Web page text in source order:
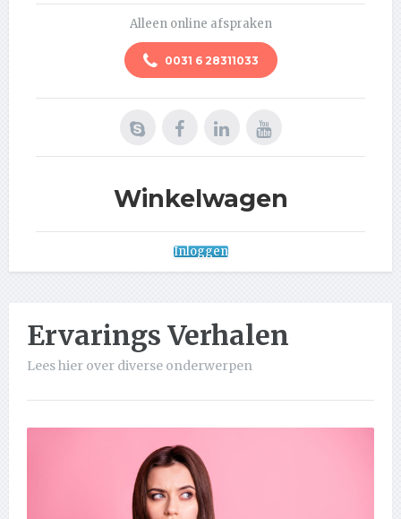
Alleen online afspraken
0031 6 28311033
Winkelwagen
Inloggen
Ervarings Verhalen
Lees hier over diverse onderwerpen